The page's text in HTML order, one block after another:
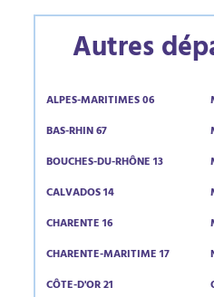
Autres
ALPES-MARITIMES 06
BAS-RHIN 67
BOUCHES-DU-RHÔNE 13
CALVADOS 14
CHARENTE 16
CHARENTE-MARITIME 17
CÔTE-D'OR 21